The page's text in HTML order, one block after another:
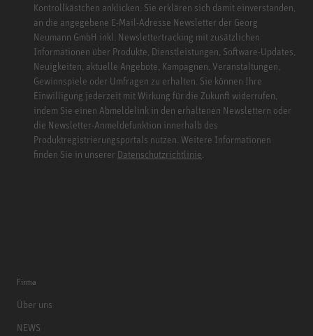
Kontrollkästchen anklicken. Sie erklären sich damit einverstanden,
an die angegebene E-Mail-Adresse Newsletter der Georg
Neumann GmbH inkl. Newslettertracking mit zusätzlichen
Informationen über Produkte, Dienstleistungen, Software-Updates,
Neuigkeiten, aktuelle Angebote, Kampagnen, Veranstaltungen,
Gewinnspiele oder Umfragen zu erhalten. Sie können Ihre
Einwilligung jederzeit mit Wirkung für die Zukunft widerrufen,
indem Sie einen Abmeldelink in den erhaltenen Newslettern oder
die Newsletter-Anmeldefunktion innerhalb des
Produktregistrierungsportals nutzen. Weitere Informationen
finden Sie in unserer Datenschutzrichtlinie
Firma
Über uns
NEWS